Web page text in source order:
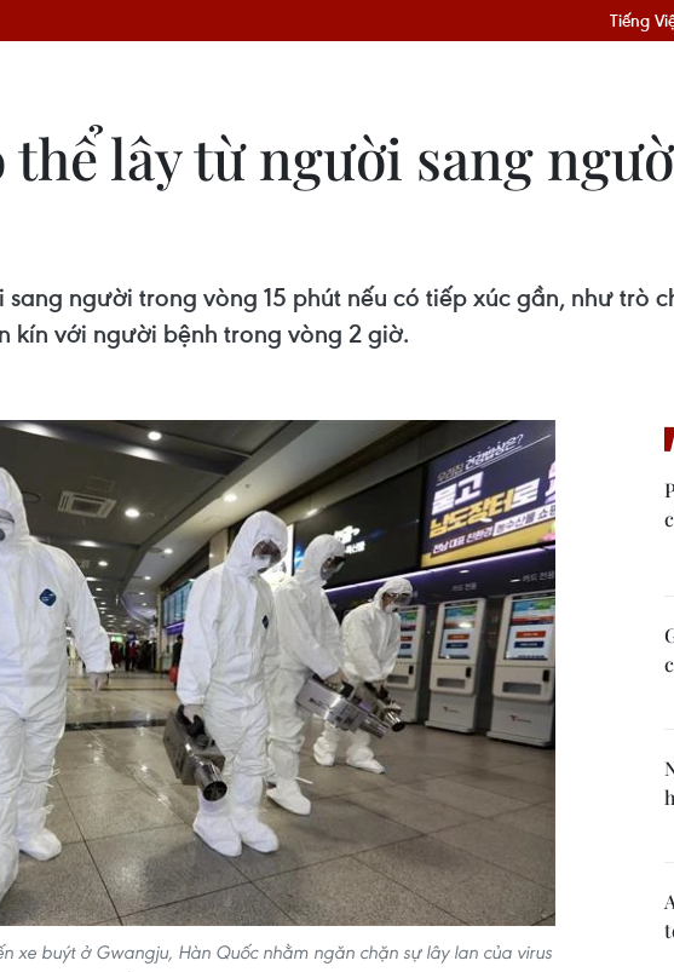
Tiếng
lây từ người sang
người trong vòng 15 phút nếu có tiếp xúc gần, như trò
kín với người bệnh trong vòng 2 giờ.
xe buýt ở Gwangju, Hàn Quốc nhằm ngăn chặn sự lây lan của virus